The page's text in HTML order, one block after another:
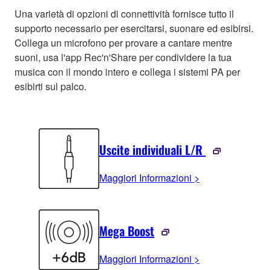
Una varietà di opzioni di connettività fornisce tutto il
supporto necessario per esercitarsi, suonare ed esibirsi.
Collega un microfono per provare a cantare mentre
suoni, usa l'app Rec'n'Share per condividere la tua
musica con il mondo intero e collega i sistemi PA per
esibirti sul palco.
Uscite individuali L/R
Maggiori Informazioni >
Mega Boost
Maggiori Informazioni >